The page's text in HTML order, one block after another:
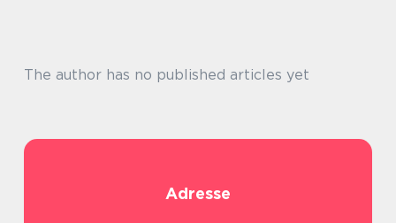
The author has no published articles yet
Adresse